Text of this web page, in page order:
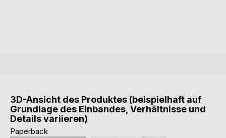
3D-Ansicht des Produktes (beispielhaft auf
Grundlage des Einbandes, Verhältnisse und
Details variieren)
Paperback